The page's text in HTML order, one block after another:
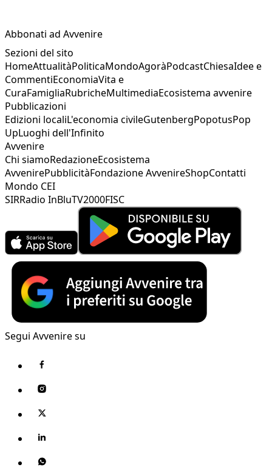
Abbonati ad Avvenire
Sezioni del sito
HomeAttualitàPoliticaMondoAgoràPodcastChiesaIdee e
CommentiEconomiaVita e
CuraFamigliaRubricheMultimediaEcosistema avvenire
Pubblicazioni
Edizioni localiL'economia civileGutenbergPopotusPop
UpLuoghi dell'Infinito
Avvenire
Chi siamoRedazioneEcosistema
AvvenirePubblicitàFondazione AvvenireShopContatti
Mondo CEI
SIRRadio InBluTV2000FISC
Segui Avvenire su